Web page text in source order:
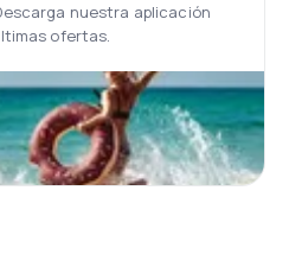
nuestra aplicación
ofertas.